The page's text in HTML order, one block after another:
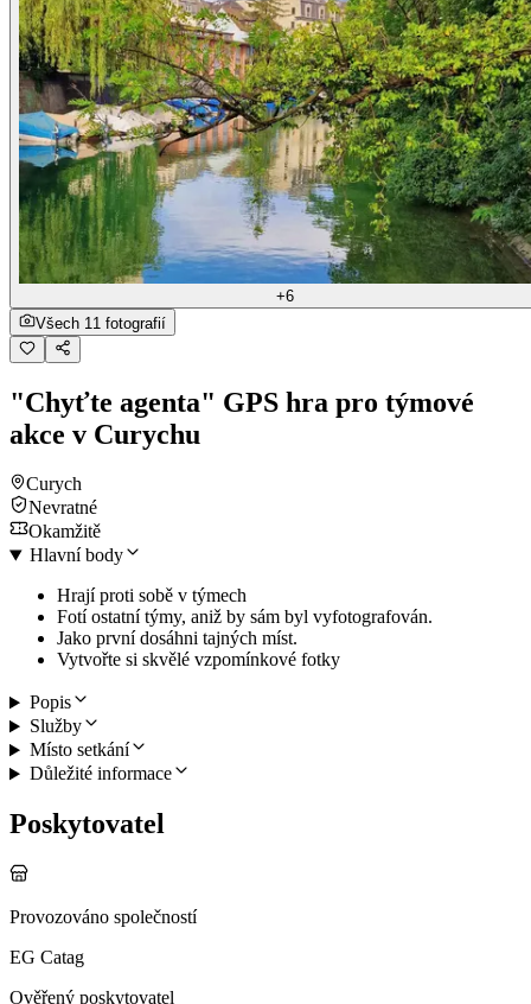
+6
Všech 11 fotografií
"Chyťte agenta" GPS hra pro týmové
akce v Curychu
Curych
Nevratné
Okamžitě
Hlavní body
Hrají proti sobě v týmech
Fotí ostatní týmy, aniž by sám byl vyfotografován.
Jako první dosáhni tajných míst.
Vytvořte si skvělé vzpomínkové fotky
Popis
Služby
Místo setkání
Důležité informace
Poskytovatel
Provozováno společností
EG Catag
Ověřený poskytovatel